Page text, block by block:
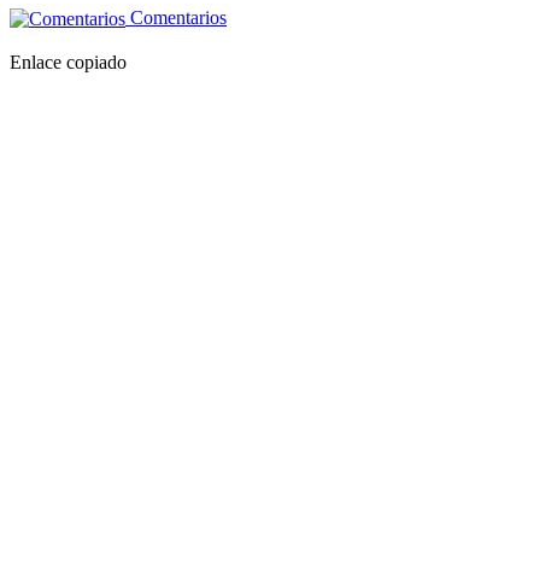
Comentarios
Enlace copiado